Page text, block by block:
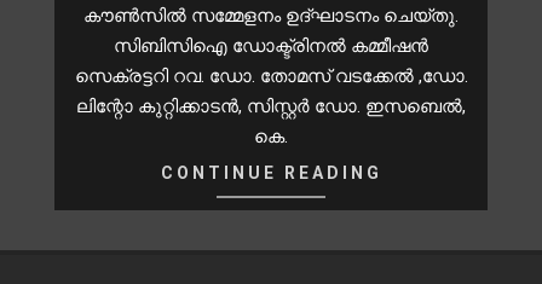
കൗണ്‍സില്‍ സമ്മേളനം ഉദ്ഘാടനം ചെയ്തു.
സിബിസിഐ ഡോക്ട്രിനല്‍ കമ്മീഷന്‍
സെക്രട്ടറി റവ. ഡോ. തോമസ് വടക്കേല്‍ ,ഡോ.
ലിന്റോ കുറ്റിക്കാടന്‍, സിസ്റ്റര്‍ ഡോ. ഇസബെല്‍,
കെ.
CONTINUE READING